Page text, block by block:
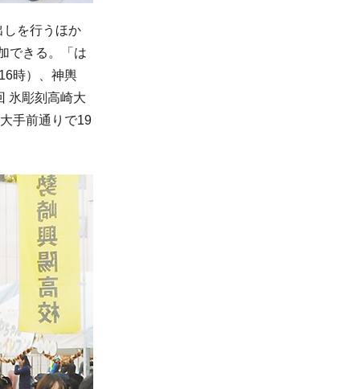
を行うほか
できる。「は
時）、神輿
氷彫刻高崎大
手前通りで19